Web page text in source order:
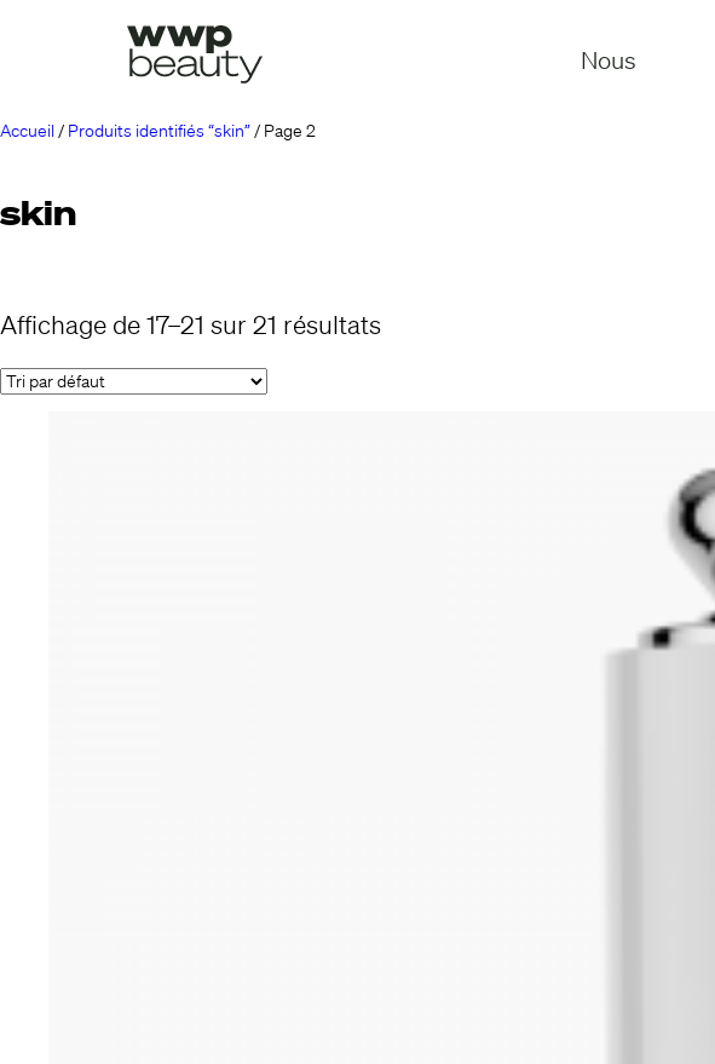
Nous
Accueil/ Produits identifiés “skin”/ Page 2
skin
Affichage de 17–21 sur 21 résultats